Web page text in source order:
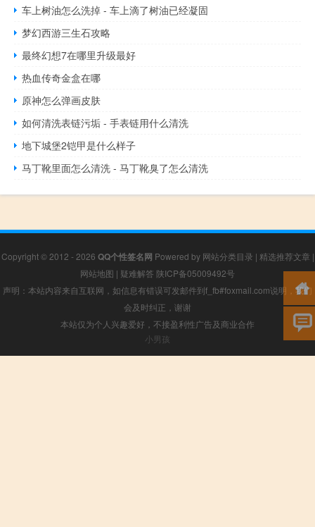
车上树油怎么洗掉 - 车上滴了树油已经凝固
梦幻西游三生石攻略
最终幻想7在哪里升级最好
热血传奇金盒在哪
原神怎么弹画皮肤
如何清洗表链污垢 - 手表链用什么清洗
地下城堡2铠甲是什么样子
马丁靴里面怎么清洗 - 马丁靴臭了怎么清洗
Copyright © 2012 - 2026 QQ个性签名网 Powered by 网站分类目录 | 精选推荐文章 |
网站地图 | 疑难解答 陕ICP备05009492号
声明：本站内容来自互联网，如信息有错误可发邮件到f_fb#foxmail.com说明，我们
会及时纠正，谢谢
本站仅为个人兴趣爱好，不接盈利性广告及商业合作
小男孩